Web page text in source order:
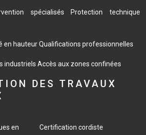
spécialisés Protection technique
en hauteurQualifications professionnelles
industriels Accès aux zones confinées
DES TRAVAUX
en Certification cordiste